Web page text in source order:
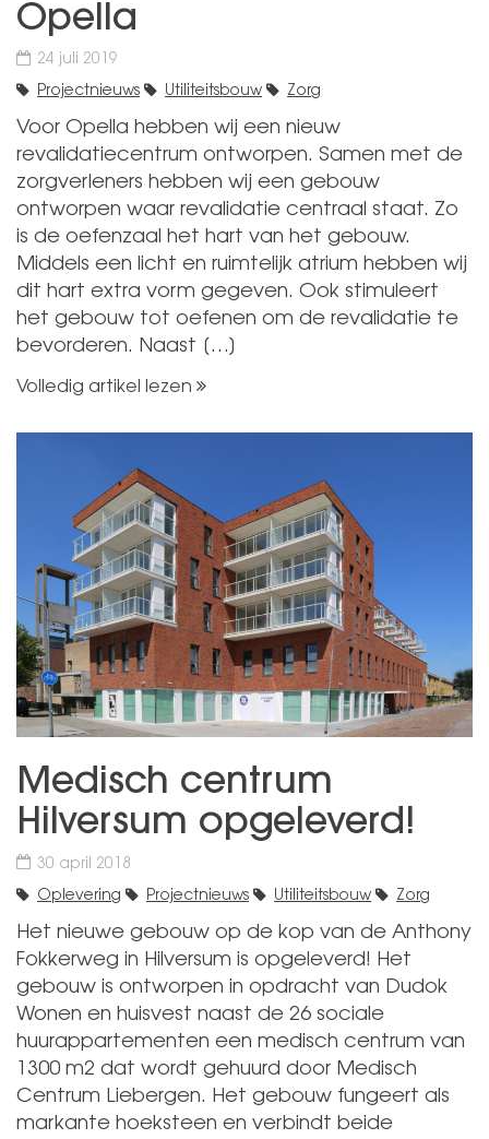
Opella
24 juli 2019
Projectnieuws Utiliteitsbouw Zorg
Voor Opella hebben wij een nieuw
revalidatiecentrum ontworpen. Samen met de
zorgverleners hebben wij een gebouw
ontworpen waar revalidatie centraal staat. Zo
is de oefenzaal het hart van het gebouw.
Middels een licht en ruimtelijk atrium hebben wij
dit hart extra vorm gegeven. Ook stimuleert
het gebouw tot oefenen om de revalidatie te
bevorderen. Naast […]
Volledig artikel lezen
Medisch centrum
Hilversum opgeleverd!
30 april 2018
Oplevering Projectnieuws Utiliteitsbouw Zorg
Het nieuwe gebouw op de kop van de Anthony
Fokkerweg in Hilversum is opgeleverd! Het
gebouw is ontworpen in opdracht van Dudok
Wonen en huisvest naast de 26 sociale
huurappartementen een medisch centrum van
1300 m2 dat wordt gehuurd door Medisch
Centrum Liebergen. Het gebouw fungeert als
markante hoeksteen en verbindt beide